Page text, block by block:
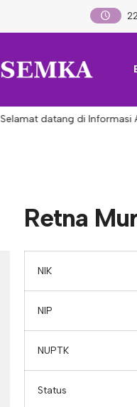
Selamat datang di Informasi
Retna
NIK
NIP
NUPTK
Status